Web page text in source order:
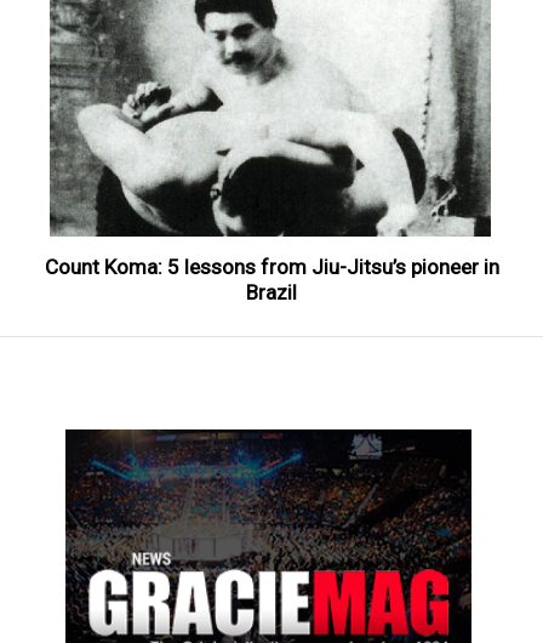
Count Koma: 5 lessons from Jiu-Jitsu’s pioneer in
Brazil